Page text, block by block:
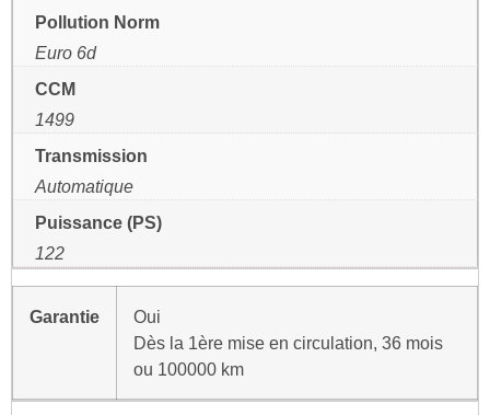
Pollution Norm
Euro 6d
CCM
1499
Transmission
Automatique
Puissance (PS)
122
Garantie
Oui
Dès la 1ère mise en circulation, 36 mois
ou 100000 km